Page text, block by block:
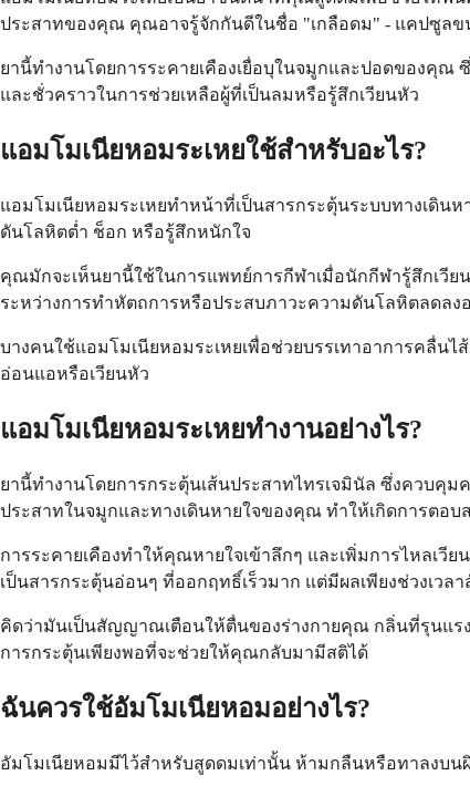
ประสาทของคุณ คุณอาจรู้จักกันดีในชื่อ "เกลือดม" - แคปซูลข
ยานี้ทำงานโดยการระคายเคืองเยื่อบุในจมูกและปอดของคุณ
และชั่วคราวในการช่วยเหลือผู้ที่เป็นลมหรือรู้สึกเวียนหัว
แอมโมเนียหอมระเหยใช้สำหรับอะไร?
แอมโมเนียหอมระเหยทำหน้าที่เป็นสารกระตุ้นระบบทางเดิ
ดันโลหิตต่ำ ช็อก หรือรู้สึกหนักใจ
คุณมักจะเห็นยานี้ใช้ในการแพทย์การกีฬาเมื่อนักกีฬารู้สึกเวีย
ระหว่างการทำหัตถการหรือประสบภาวะความดันโลหิตลดลง
บางคนใช้แอมโมเนียหอมระเหยเพื่อช่วยบรรเทาอาการคลื่น
อ่อนแอหรือเวียนหัว
แอมโมเนียหอมระเหยทำงานอย่างไร?
ยานี้ทำงานโดยการกระตุ้นเส้นประสาทไทรเจมินัล ซึ่งควบคุ
ประสาทในจมูกและทางเดินหายใจของคุณ ทำให้เกิดการต
การระคายเคืองทำให้คุณหายใจเข้าลึกๆ และเพิ่มการไหลเ
เป็นสารกระตุ้นอ่อนๆ ที่ออกฤทธิ์เร็วมาก แต่มีผลเพียงช่วงเวลา
คิดว่ามันเป็นสัญญาณเตือนให้ตื่นของร่างกายคุณ กลิ่นที่รุนแร
การกระตุ้นเพียงพอที่จะช่วยให้คุณกลับมามีสติได้
ฉันควรใช้อัมโมเนียหอมอย่างไร?
อัมโมเนียหอมมีไว้สำหรับสูดดมเท่านั้น ห้ามกลืนหรือทาลงบ